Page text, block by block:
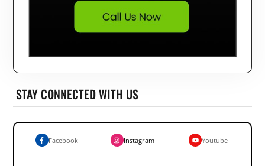
STAY CONNECTED WITH US
Facebook Instagram Youtube